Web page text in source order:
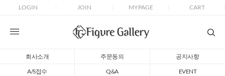
LOGIN JOIN MYPAGE CART
회사소개 주문동의
공지사항
A/S접수
Q&A EVENT